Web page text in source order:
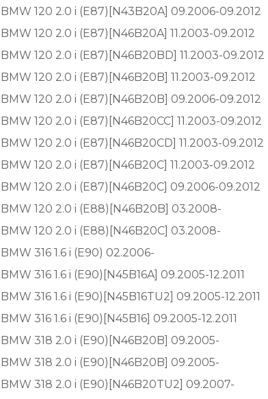
BMW 120 2.0 i (E87)[N43B20A] 09.2006-09.2012
BMW 120 2.0 i (E87)[N46B20A] 11.2003-09.2012
BMW 120 2.0 i (E87)[N46B20BD] 11.2003-09.2012
BMW 120 2.0 i (E87)[N46B20B] 11.2003-09.2012
BMW 120 2.0 i (E87)[N46B20B] 09.2006-09.2012
BMW 120 2.0 i (E87)[N46B20CC] 11.2003-09.2012
BMW 120 2.0 i (E87)[N46B20CD] 11.2003-09.2012
BMW 120 2.0 i (E87)[N46B20C] 11.2003-09.2012
BMW 120 2.0 i (E87)[N46B20C] 09.2006-09.2012
BMW 120 2.0 i (E88)[N46B20B] 03.2008-
BMW 120 2.0 i (E88)[N46B20C] 03.2008-
BMW 316 1.6 i (E90) 02.2006-
BMW 316 1.6 i (E90)[N45B16A] 09.2005-12.2011
BMW 316 1.6 i (E90)[N45B16TU2] 09.2005-12.2011
BMW 316 1.6 i (E90)[N45B16] 09.2005-12.2011
BMW 318 2.0 i (E90)[N46B20B] 09.2005-
BMW 318 2.0 i (E90)[N46B20B] 09.2005-
BMW 318 2.0 i (E90)[N46B20TU2] 09.2007-